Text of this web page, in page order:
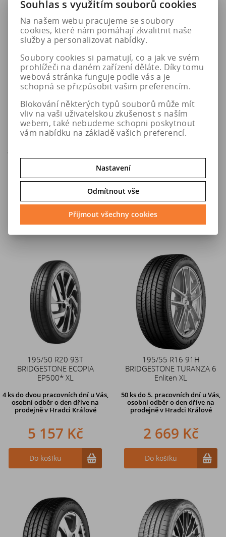
195/50 R15 82V
BRIDGESTONE A005 EVO
8 ks
osobní odběr o den dříve na
195/50 R16 88V
BRIDGESTONE TURANZA 6
Enliten XL
195/50 R20 93T
BRIDGESTONE ECOPIA
EP500* XL
4 ks do dvou pracovních dní u Vás,
osobní odběr o den dříve na
prodejně v Hradci Králové
5 157 Kč
Do košíku
195/55 R16 91H
BRIDGESTONE TURANZA 6
Enliten XL
50 ksdo 5. pracovních dní u Vás,
osobní odběr o den dříve na
prodejněv Hradci Králové
2 669 Kč
Do košíku
Souhlas s využitím souborů cookies
Na našem webu pracujeme se soubory
cookies, které nám pomáhají zkvalitnit naše
služby a personalizovat nabídky.
Soubory cookies si pamatují, co a jak ve svém
prohlížeči na daném zařízení děláte. Díky tomu
webová stránka funguje podle vás a je
schopná se přizpůsobit vašim preferencím.
Blokování některých typů souborů může mít
vliv na vaši uživatelskou zkušenost s naším
webem, také nebudeme schopni poskytnout
vám nabídku na základě vašich preferencí.
Nastavení
Odmítnout vše
Přijmout všechny cookies